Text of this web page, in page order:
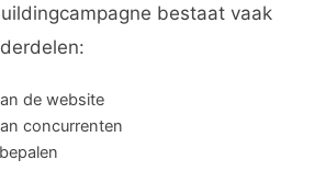
bestaat vaak
de website
concurrenten